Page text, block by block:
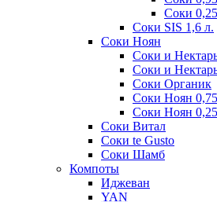
Соки
Соки SIS 1,6 л.
Соки Ноян
Соки и
Соки и
Соки Органик
Соки Ноян
Соки Ноян
Соки Витал
Соки te Gusto
Соки Шамб
Компоты
Иджеван
YAN